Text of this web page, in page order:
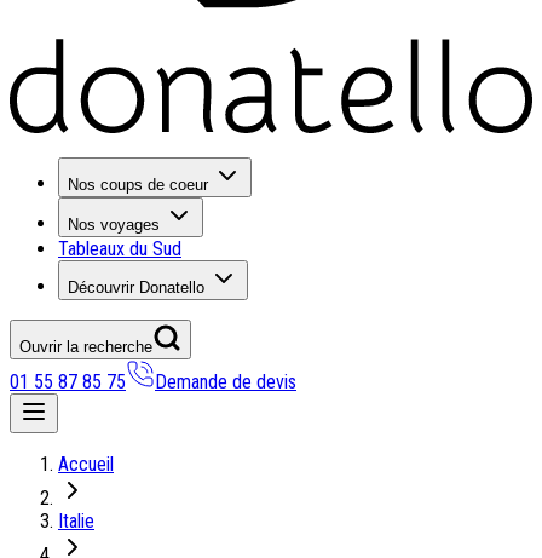
Nos coups de coeur
Nos voyages
Tableaux du Sud
Découvrir Donatello
Ouvrir la recherche
01 55 87 85 75 Demande de devis
Nos coups de coeur
On adore
Accueil
Italie